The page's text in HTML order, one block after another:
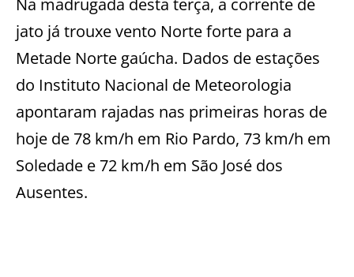
jato já trouxe vento Norte forte para a
Metade Norte gaúcha. Dados de estações
do Instituto Nacional de Meteorologia
apontaram rajadas nas primeiras horas de
hoje de 78 km/h em Rio Pardo, 73 km/h em
Soledade e 72 km/h em São José dos
Ausentes.